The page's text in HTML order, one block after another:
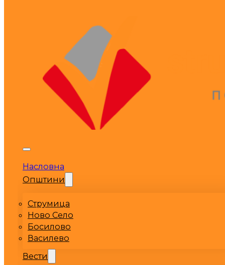
Насловна
Општини
Струмица
Ново Село
Босилово
Василево
Вести